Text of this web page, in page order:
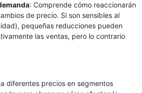
: Comprende cómo reaccionarán
de precio. Si son sensibles al
pequeñas reducciones pueden
las ventas, pero lo contrario
diferentes precios en segmentos